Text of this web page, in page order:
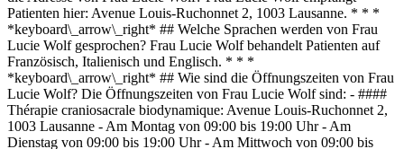
Patienten hier: Avenue Louis-Ruchonnet 2, 1003 Lausanne. * * *
*keyboard\_arrow\_right* ## Welche Sprachen werden von Frau
Lucie Wolf gesprochen? Frau Lucie Wolf behandelt Patienten auf
Französisch, Italienisch und Englisch. * * *
*keyboard\_arrow\_right* ## Wie sind die Öffnungszeiten von Frau
Lucie Wolf? Die Öffnungszeiten von Frau Lucie Wolf sind: - ####
Thérapie craniosacrale biodynamique: Avenue Louis-Ruchonnet 2,
1003 Lausanne - Am Montag von 09:00 bis 19:00 Uhr - Am
Dienstag von 09:00 bis 19:00 Uhr - Am Mittwoch von 09:00 bis